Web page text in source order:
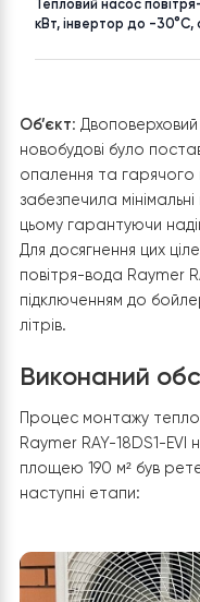
кВт, інвертор до -
Об’єкт :
новобудові було
опалення та
забезпечила
Для досягнення цих
підключенням до
літрів.
Процес монтажу
Raymer RAY-18DS1-